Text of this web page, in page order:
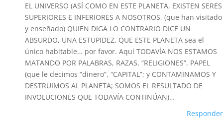
EL UNIVERSO (ASÍ COMO EN ESTE PLANETA, EXISTEN SERES
SUPERIORES E INFERIORES A NOSOTROS, (que han visitado
y enseñado) QUIEN DIGA LO CONTRARIO DICE UN
ABSURDO, UNA ESTUPIDEZ. QUE ESTE PLANETA sea el
único habitable… por favor. Aquí TODAVÍA NOS ESTAMOS
MATANDO POR PALABRAS, RAZAS, “RELIGIONES”, PAPEL
(que le decimos “dinero”, “CAPITAL”; y CONTAMINAMOS Y
DESTRUIMOS AL PLANETA; SOMOS EL RESULTADO DE
INVOLUCIONES QUE TODAVÍA CONTINÚAN)…
Responder